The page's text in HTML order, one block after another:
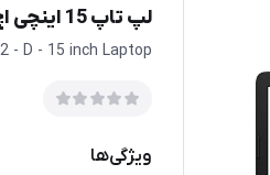
لپ تاپ 15 اینچی اچ پی مدل DA0082 - D
- D - 15 inch Laptop
ویژگی‌ها